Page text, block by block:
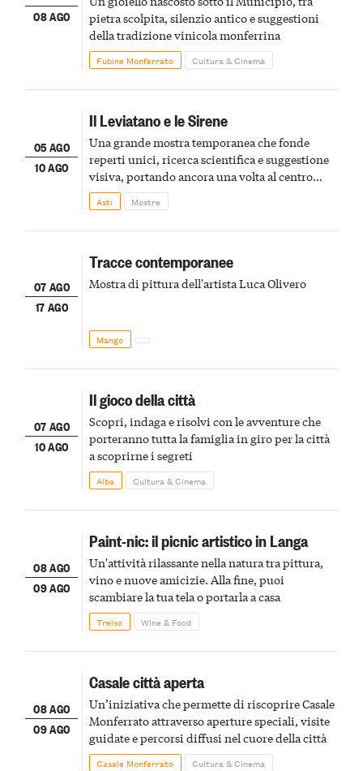
08 AGO
pietra scolpita, silenzio antico e suggestioni
della tradizione vinicola monferrina
Fubine Monferrato Cultura & Cinema
05 AGO
10 AGO
Il Leviatano e le Sirene
Una grande mostra temporanea che fonde
reperti unici, ricerca scientifica e suggestione
visiva, portando ancora una volta al centro
della scena le meraviglie del passato astigiano
Asti Mostre
07 AGO
17 AGO
Tracce contemporanee
Mostra di pittura dell'artista Luca Olivero
Mango
07 AGO
10 AGO
Il gioco della città
Scopri, indaga e risolvi con le avventure che
porteranno tutta la famiglia in giro per la città
a scoprirne i segreti
Alba Cultura & Cinema
08 AGO
09 AGO
Paint-nic: il picnic artistico in Langa
Un'attività rilassante nella natura tra pittura,
vino e nuove amicizie. Alla fine, puoi
scambiare la tua tela o portarla a casa
Treiso Wine & Food
08 AGO
09 AGO
Casale città aperta
Un’iniziativa che permette di riscoprire Casale
Monferrato attraverso aperture speciali, visite
guidate e percorsi diffusi nel cuore della città
Casale Monferrato Cultura & Cinema